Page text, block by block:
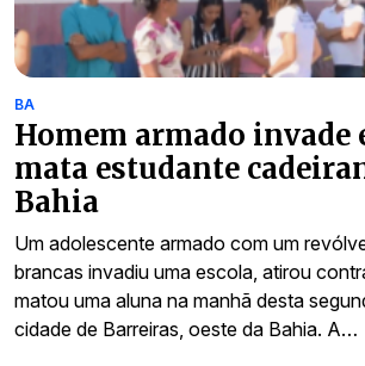
BA
Homem armado invade
mata estudante
Bahia
Um adolescente armado com um
brancas invadiu uma escola, atirou
matou uma aluna na manhã desta
cidade de Barreiras, oeste da Bahia. A…